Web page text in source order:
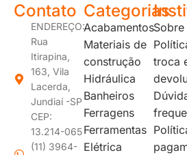
Contato
ENDEREÇO:
Rua
Itirapina,
163, Vila
Lacerda,
Jundiaí -SP
CEP:
13.214-065
(11) 3964-
Categorias
Acabamentos
Materiais de
construção
Hidráulica
Banheiros
Ferragens
Ferramentas
Elétrica
Sobre
troca